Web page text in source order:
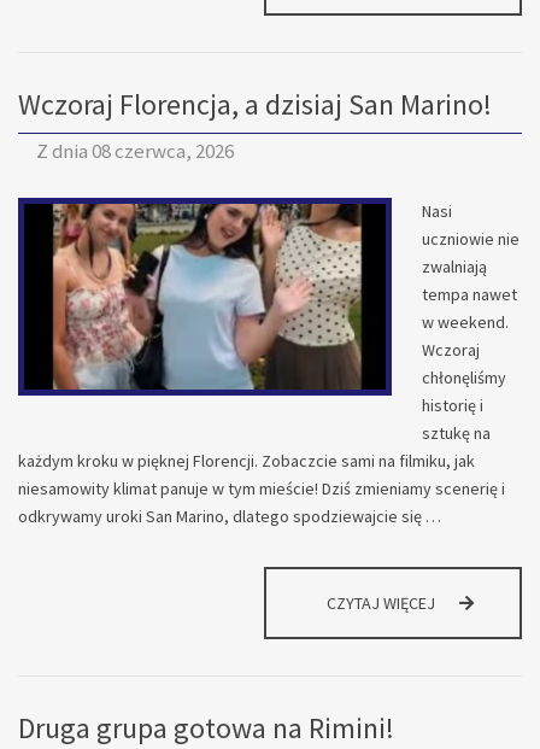
NASZEJ
WE
WŁOSZECH
Wczoraj Florencja, a dzisiaj San Marino!
Z dnia08 czerwca, 2026
Nasi
uczniowie nie
zwalniają
tempa nawet
w weekend.
Wczoraj
chłonęliśmy
historię i
sztukę na
każdym kroku w pięknej Florencji. Zobaczcie sami na filmiku, jak
niesamowity klimat panuje w tym mieście! Dziś zmieniamy scenerię i
odkrywamy uroki San Marino, dlatego spodziewajcie się …
CZYTAJ WIĘCEJ WCZORAJ
Druga grupa gotowa na Rimini!